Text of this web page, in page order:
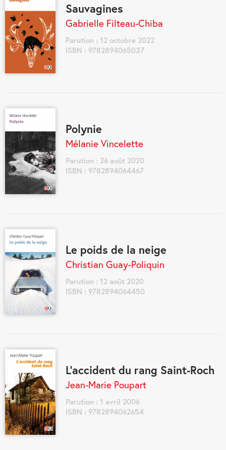
Sauvagines
Gabrielle Filteau-Chiba
Parution : 12 octobre 2022
ISBN : 9782894065037
Polynie
Mélanie Vincelette
Parution : 26 août 2020
ISBN : 9782894064467
Le poids de la neige
Christian Guay-Poliquin
Parution : 12 août 2020
ISBN : 9782894064450
L'accident du rang Saint-Roch
Jean-Marie Poupart
Parution : 1 avril 2006
ISBN : 9782894062654